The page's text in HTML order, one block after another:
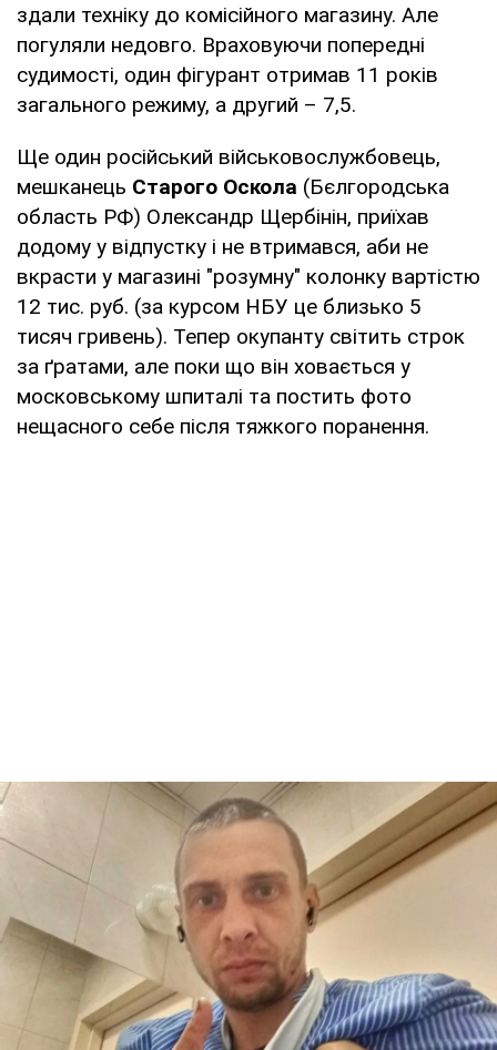
здали техніку до комісійного магазину. Але
погуляли недовго. Враховуючи попередні
судимості, один фігурант отримав 11 років
загального режиму, а другий – 7,5.
Ще один російський військовослужбовець,
мешканець Старого Оскола (Бєлгородська
область РФ) Олександр Щербінін, приїхав
додому у відпустку і не втримався, аби не
вкрасти у магазині "розумну" колонку вартістю
12 тис. руб. (за курсом НБУ це близько 5
тисяч гривень). Тепер окупанту світить строк
за ґратами, але поки що він ховається у
московському шпиталі та постить фото
нещасного себе після тяжкого поранення.